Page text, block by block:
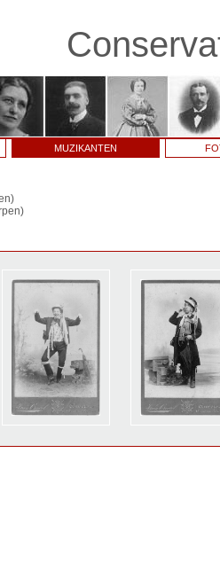
MUZIKANTEN